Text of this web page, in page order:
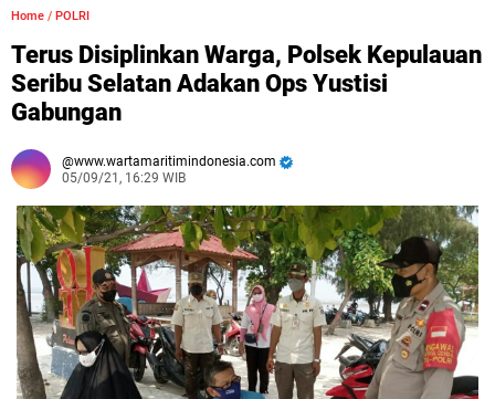
Home / POLRI
Terus Disiplinkan Warga, Polsek Kepulauan
Seribu Selatan Adakan Ops Yustisi
Gabungan
www.wartamaritimindonesia.com
05/09/21, 16:29 WIB